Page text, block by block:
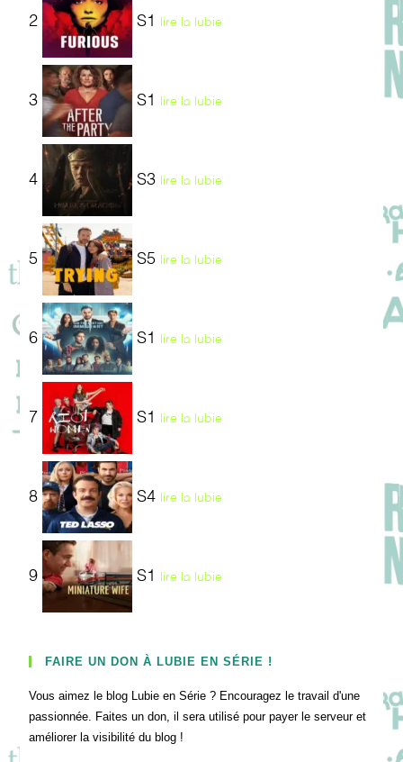
2 S1 lire la lubie
3 S1 lire la lubie
4 S3 lire la lubie
5 S5 lire la lubie
6 S1 lire la lubie
7 S1 lire la lubie
8 S4 lire la lubie
9 S1 lire la lubie
FAIRE UN DON À LUBIE EN SÉRIE !
Vous aimez le blog Lubie en Série ? Encouragez le travail d'une
passionnée. Faites un don, il sera utilisé pour payer le serveur et
améliorer la visibilité du blog !